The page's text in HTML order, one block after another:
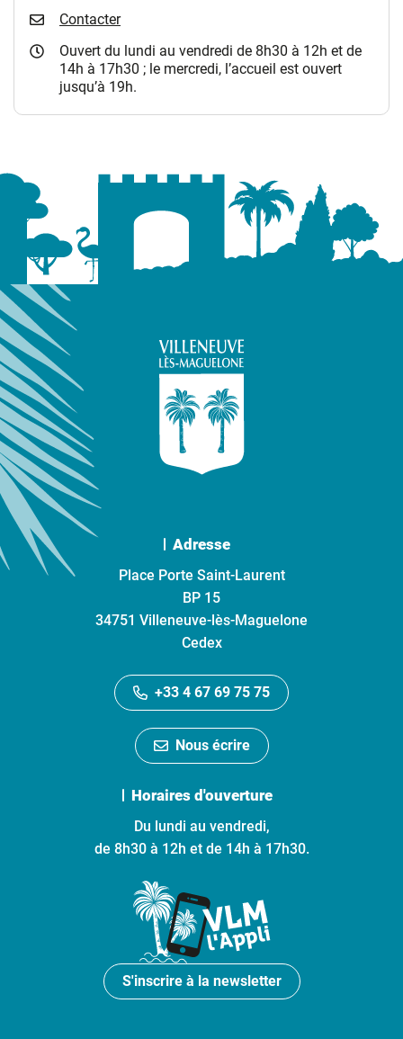
Contacter
Ouvert du lundi au vendredi de 8h30 à 12h et de
14h à 17h30 ; le mercredi, l’accueil est ouvert
jusqu’à 19h.
Adresse
Place Porte Saint-Laurent
BP 15
34751 Villeneuve-lès-Maguelone
Cedex
+33 4 67 69 75 75
Nous écrire
Horaires d'ouverture
Du lundi au vendredi,
de 8h30 à 12h et de 14h à 17h30.
S'inscrire à la newsletter